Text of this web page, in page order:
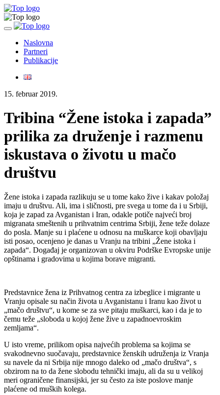
Toggle
navigationNaslovna
Partneri
Publikacije
15. februar 2019.
Tribina “Žene istoka i zapada”
prilika za druženje i razmenu
iskustava o životu u mačo
društvu
Žene istoka i zapada razlikuju se u tome kako žive i kakav položaj
imaju u društvu. Ali, ima i sličnosti, pre svega u tome da i u Srbiji,
koja je zapad za Avganistan i Iran, odakle potiče najveći broj
migranata smeštenih u prihvatnim centrima Srbiji, žene teže dolaze
do posla. Manje su i plaćene u odnosu na muškarce koji obavljaju
isti posao, ocenjeno je danas u Vranju na tribini „Žene istoka i
zapada“. Događaj je organizovan u okviru Podrške Evropske unije
opštinama i gradovima u kojima borave migranti.
Predstavnice žena iz Prihvatnog centra za izbeglice i migrante u
Vranju opisale su način života u Avganistanu i Iranu kao život u
„mačo društvu“, u kome se za sve pitaju muškarci, kao i da je to
čemu teže „sloboda u kojoj žene žive u zapadnoevroskim
zemljama“.
U isto vreme, prilikom opisa najvećih problema sa kojima se
svakodnevno suočavaju, predstavnice ženskih udruženja iz Vranja
su navele da ni Srbija nije mnogo daleko od „mačo društva“, s
obzirom na to da žene slobodu tehnički imaju, ali da su u velikoj
meri ograničene finansijski, jer su često za iste poslove manje
plaćene od muških kolega.